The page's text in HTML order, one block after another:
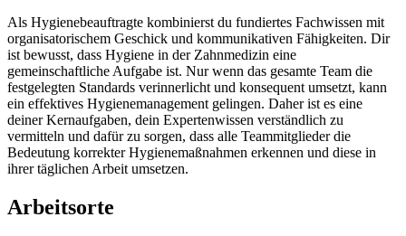
Als Hygienebeauftragte kombinierst du fundiertes Fachwissen mit
organisatorischem Geschick und kommunikativen Fähigkeiten. Dir
ist bewusst, dass Hygiene in der Zahnmedizin eine
gemeinschaftliche Aufgabe ist. Nur wenn das gesamte Team die
festgelegten Standards verinnerlicht und konsequent umsetzt, kann
ein effektives Hygienemanagement gelingen. Daher ist es eine
deiner Kernaufgaben, dein Expertenwissen verständlich zu
vermitteln und dafür zu sorgen, dass alle Teammitglieder die
Bedeutung korrekter Hygienemaßnahmen erkennen und diese in
ihrer täglichen Arbeit umsetzen.
Arbeitsorte